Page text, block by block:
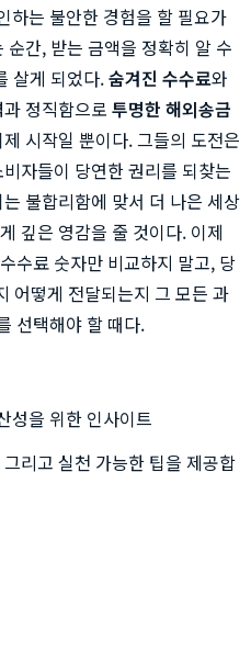
하는 불안한 경험을 할 필요가
순간, 받는 금액을 정확히 알 수
살게 되었다.숨겨진 수수료와
정직함으로 투명한 해외송금
시작일 뿐이다. 그들의 도전은
자들이 당연한 권리를 되찾는
불합리함에 맞서 더 나은 세상
깊은 영감을 줄 것이다. 이제
수료 숫자만 비교하지 말고, 당
어떻게 전달되는지 그 모든 과
선택해야 할 때다.
성을 위한 인사이트
리고 실천 가능한 팁을 제공합